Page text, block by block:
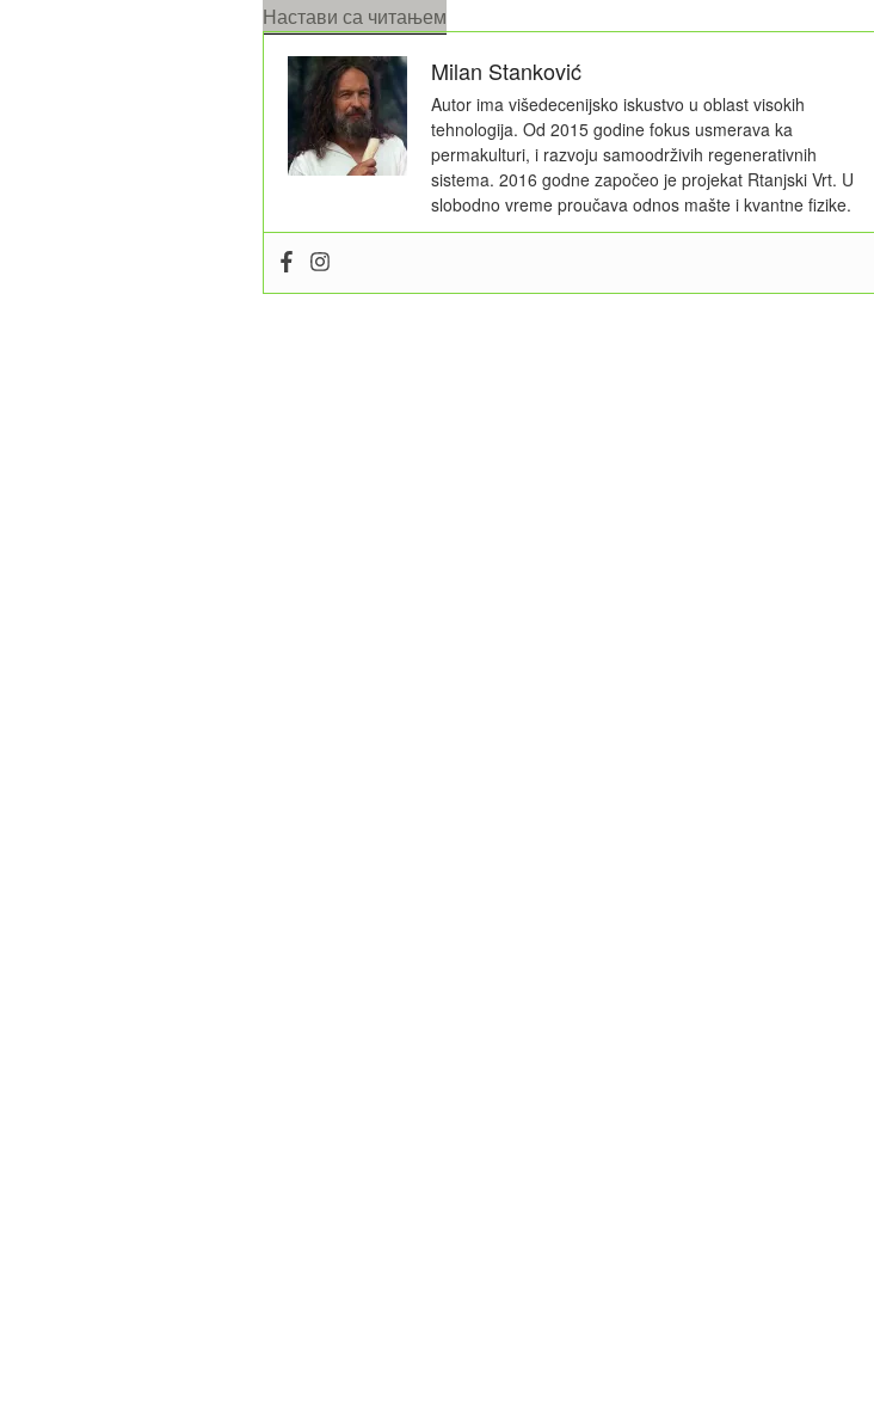
Настави са читањем
zajednica
–
Permakulturni
Gild“
Milan Stanković
Autor ima višedecenijsko iskustvo u oblast visokih
tehnologija. Od 2015 godine fokus usmerava ka
permakulturi, i razvoju samoodrživih regenerativnih
sistema. 2016 godne započeo je projekat Rtanjski Vrt. U
slobodno vreme proučava odnos mašte i kvantne fizike.